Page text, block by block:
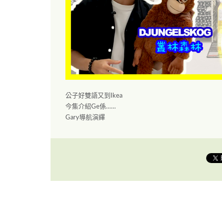
公子好雙語又到Ikea
今集介紹Ge係……
Gary導航演繹